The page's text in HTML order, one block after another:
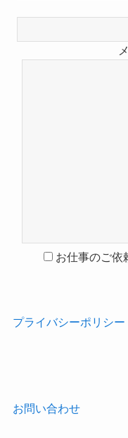
お仕事のご依
プライバシーポリシー
お問い合わせ